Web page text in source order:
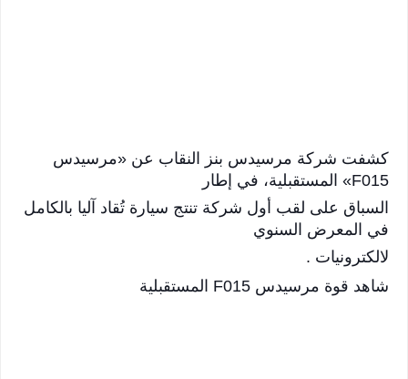
كشفت شركة مرسيدس بنز النقاب عن «مرسيدس
F015» المستقبلية، في إطار
السباق على لقب أول شركة تنتج سيارة تُقاد آليا بالكامل
في المعرض السنوي
لالكترونيات .
شاهد قوة مرسيدس F015 المستقبلية